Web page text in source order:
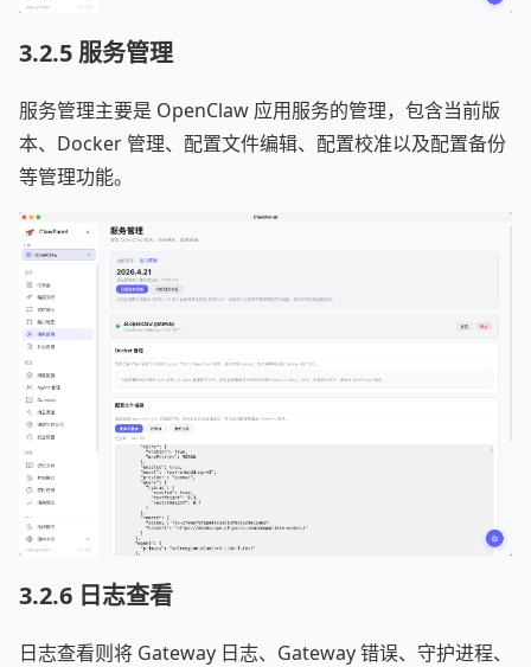
3.2.5 服务管理
服务管理主要是 OpenClaw 应用服务的管理，包含当前版
本、Docker 管理、配置文件编辑、配置校准以及配置备份
等管理功能。
3.2.6 日志查看
日志查看则将 Gateway 日志、Gateway 错误、守护进程、